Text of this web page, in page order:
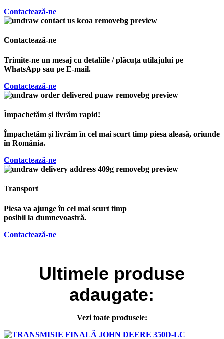
Contactează-ne
Contactează-ne
Trimite-ne un mesaj cu detaliile / plăcuța utilajului pe
WhatsApp sau pe E-mail.
Contactează-ne
Împachetăm și livrăm rapid!
Împachetăm și livrăm în cel mai scurt timp piesa aleasă, oriunde
în România.
Contactează-ne
Transport
Piesa va ajunge în cel mai scurt timp
posibil la dumnevoastră.
Contactează-ne
Ultimele produse
adaugate:
Vezi toate produsele: